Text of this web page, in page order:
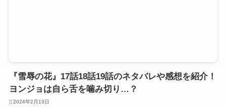
『雪辱の花』17話18話19話のネタバレや感想を紹介！
ヨンジョは自ら舌を噛み切り…？
2024年2月13日